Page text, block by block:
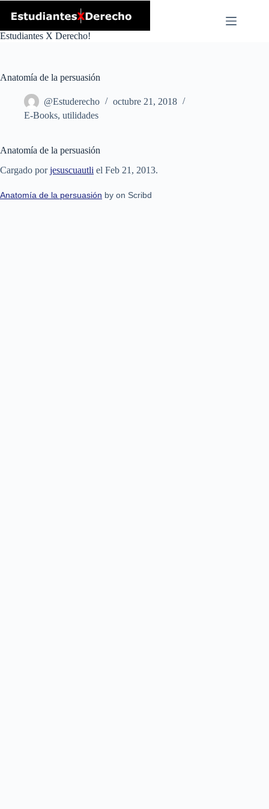
Estudiantes X Derecho!
Anatomía de la persuasión
@Estuderecho
octubre 21, 2018
E-Books, utilidades
Anatomía de la persuasión
Cargado porjesuscuautli el Feb 21, 2013.
Anatomía de la persuasión by on Scribd